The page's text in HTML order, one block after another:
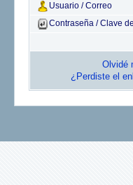
Usuario / Correo
Contraseña / Clave
Olvidé
¿Perdiste el